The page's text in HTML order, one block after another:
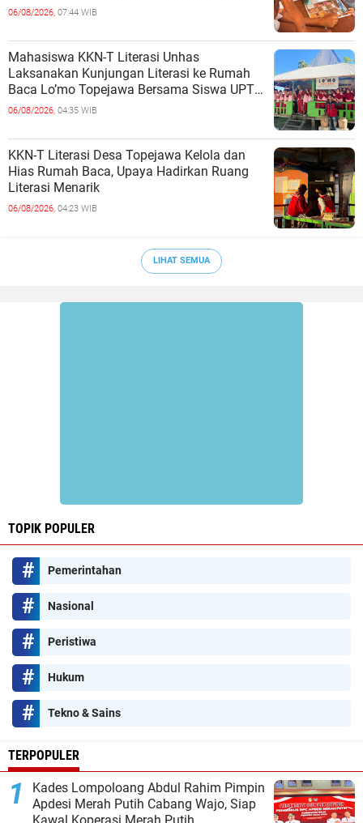
06/08/2026, 07:44 WIB
Mahasiswa KKN-T Literasi Unhas
Laksanakan Kunjungan Literasi ke Rumah
Baca Lo’mo Topejawa Bersama Siswa UPT
SDN 66 Kajang
06/08/2026, 04:35 WIB
KKN-T Literasi Desa Topejawa Kelola dan
Hias Rumah Baca, Upaya Hadirkan Ruang
Literasi Menarik
06/08/2026, 04:23 WIB
LIHAT SEMUA
TOPIK POPULER
Pemerintahan
Nasional
Peristiwa
Hukum
Tekno & Sains
TERPOPULER
Kades Lompoloang Abdul Rahim Pimpin
Apdesi Merah Putih Cabang Wajo, Siap